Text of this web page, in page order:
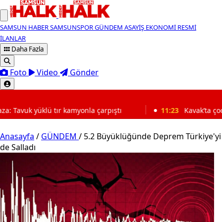
SAMSUN HABERSAMSUNSPORGÜNDEM ASAYİŞ EKONOMİ RESMİ
İLANLAR
Daha Fazla
Foto Video Gönder
çarpıştı 11:23 Kavak’ta çocuklar ve gençler için
Anasayfa / GÜNDEM / 5.2 Büyüklüğünde Deprem Türkiye'yi
de Salladı